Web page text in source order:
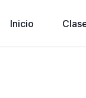
Inicio